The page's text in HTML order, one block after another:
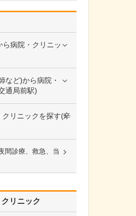
病院・クリニッ
など)から病院・
通局前駅)
リニックを探す(辛
間診療、救急、当
リニック